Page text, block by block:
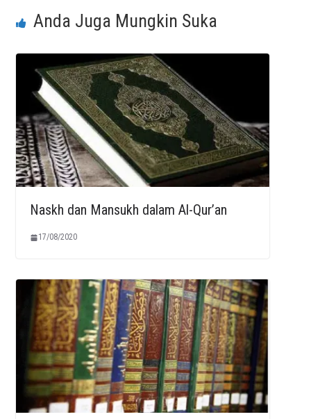
Anda Juga Mungkin Suka
Naskh dan Mansukh dalam Al-Qur’an
17/08/2020